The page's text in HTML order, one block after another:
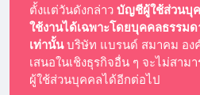
ตั้งแต่วันดังกล่าวบัญชีผู้ใช้ส่วนบุ
ใช้งานได้เฉพาะโดยบุคคลธรรม
เท่านั้นบริษัท แบรนด์ สมาคม อง
เสนอในเชิงธุรกิจอื่น ๆ จะไม่สา
ผู้ใช้ส่วนบุคคลได้อีกต่อไป